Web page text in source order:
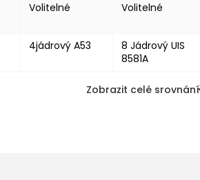
Volitelné Volitelné
4jádrový A53
8 Jádrový UIS
8581A
Zobrazit celé srovnání